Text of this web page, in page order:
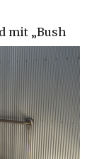
mit „Bush